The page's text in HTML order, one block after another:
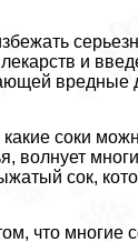
и
вредные
какие соки
волнует
сок,
что многие